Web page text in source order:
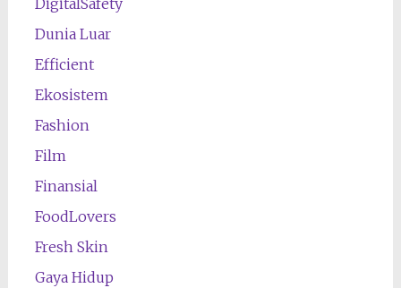
DigitalSafety
Dunia Luar
Efficient
Ekosistem
Fashion
Film
Finansial
FoodLovers
Fresh Skin
Gaya Hidup